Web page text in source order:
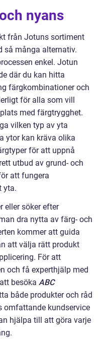
nyans
från Jotuns sortiment
så många alternativ.
enkel. Jotun
där du kan hitta
färgkombinationer och
för alla som vill
med färgtrygghet.
vilken typ av yta
ytor kan kräva olika
för att uppnå
utbud av grund- och
att fungera
yta.
eller söker efter
dra nytta av färg- och
kommer att guida
att välja rätt produkt
För att
och få experthjälp med
besöka ABC
både produkter och råd
omfattande kundservice
hjälpa till att göra varje